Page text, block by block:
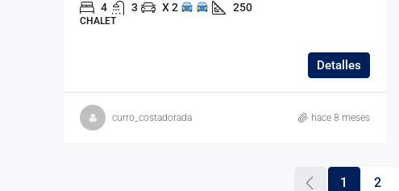
4 3 X 2 250
CHALET
Detalles
curro_costadorada hace 8 meses
1 2